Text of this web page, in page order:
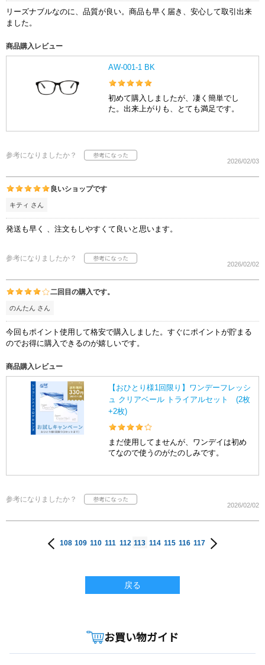
リーズナブルなのに、品質が良い。商品も早く届き、安心して取引出来
ました。
商品購入レビュー
AW-001-1 BK
初めて購入しましたが、凄く簡単でし
た。出来上がりも、とても満足です。
参考になりましたか？
2026/02/03
良いショップです
キティ さん
発送も早く 、注文もしやすくて良いと思います。
参考になりましたか？
2026/02/02
二回目の購入です。
のんたん さん
今回もポイント使用して格安で購入しました。すぐにポイントが貯まる
のでお得に購入できるのが嬉しいです。
商品購入レビュー
【おひとり様1回限り】ワンデーフレッシ
ュ クリアベール トライアルセット (2枚
+2枚)
まだ使用してませんが、ワンデイは初め
てなので使うのがたのしみです。
参考になりましたか？
2026/02/02
108 109 110 111 112 113 114 115 116 117
戻る
お買い物ガイド